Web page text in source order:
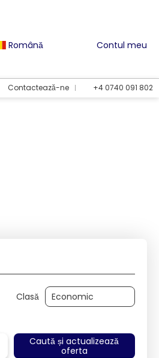
Română Contul meu
Contactează-ne +4 0740 091 802
Clasă
Caută și actualizează
oferta